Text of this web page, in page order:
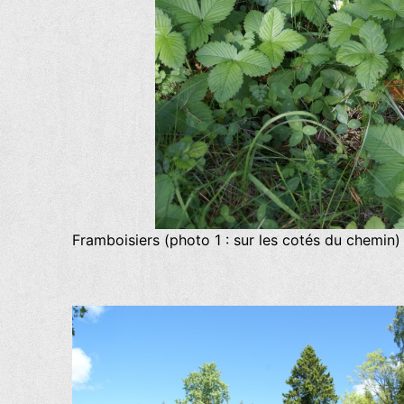
Framboisiers (photo 1 : sur les cotés du chemin)